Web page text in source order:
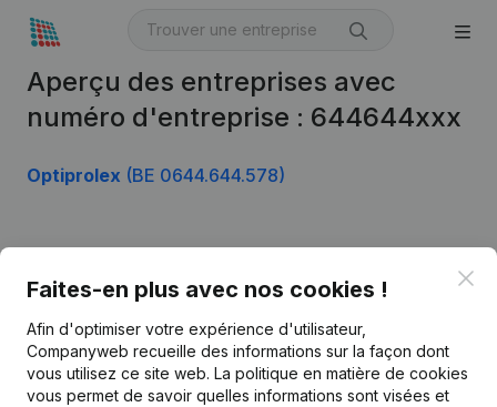
Aperçu des entreprises avec
numéro d'entreprise : 644644xxx
Optiprolex (BE 0644.644.578)
Faites-en plus avec nos cookies !
Afin d'optimiser votre expérience d'utilisateur,
Companyweb recueille des informations sur la façon dont
vous utilisez ce site web. La politique en matière de cookies
vous permet de savoir quelles informations sont visées et
Français
Informations d’entreprise
Monitoring
Recherche internationale